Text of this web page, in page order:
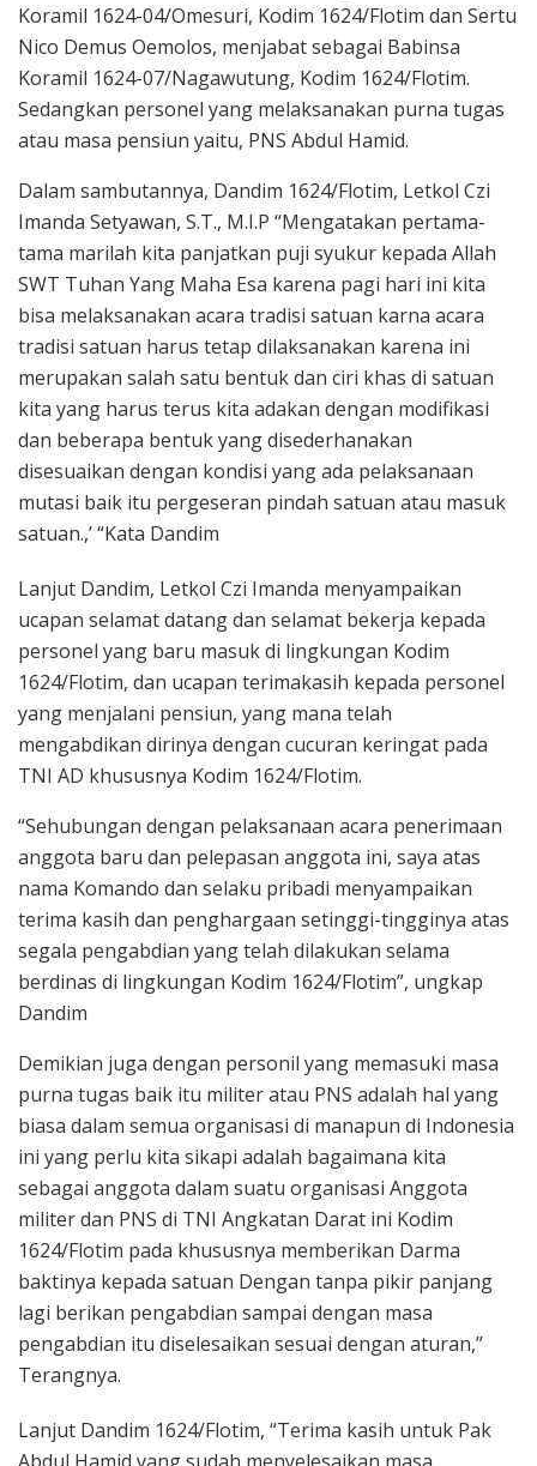
Koramil 1624-04/Omesuri, Kodim 1624/Flotim dan Sertu
Nico Demus Oemolos, menjabat sebagai Babinsa
Koramil 1624-07/Nagawutung, Kodim 1624/Flotim.
Sedangkan personel yang melaksanakan purna tugas
atau masa pensiun yaitu, PNS Abdul Hamid.
Dalam sambutannya, Dandim 1624/Flotim, Letkol Czi
Imanda Setyawan, S.T., M.I.P “Mengatakan pertama-
tama marilah kita panjatkan puji syukur kepada Allah
SWT Tuhan Yang Maha Esa karena pagi hari ini kita
bisa melaksanakan acara tradisi satuan karna acara
tradisi satuan harus tetap dilaksanakan karena ini
merupakan salah satu bentuk dan ciri khas di satuan
kita yang harus terus kita adakan dengan modifikasi
dan beberapa bentuk yang disederhanakan
disesuaikan dengan kondisi yang ada pelaksanaan
mutasi baik itu pergeseran pindah satuan atau masuk
satuan.,’ “Kata Dandim
Lanjut Dandim, Letkol Czi Imanda menyampaikan
ucapan selamat datang dan selamat bekerja kepada
personel yang baru masuk di lingkungan Kodim
1624/Flotim, dan ucapan terimakasih kepada personel
yang menjalani pensiun, yang mana telah
mengabdikan dirinya dengan cucuran keringat pada
TNI AD khususnya Kodim 1624/Flotim.
“Sehubungan dengan pelaksanaan acara penerimaan
anggota baru dan pelepasan anggota ini, saya atas
nama Komando dan selaku pribadi menyampaikan
terima kasih dan penghargaan setinggi-tingginya atas
segala pengabdian yang telah dilakukan selama
berdinas di lingkungan Kodim 1624/Flotim”, ungkap
Dandim
Demikian juga dengan personil yang memasuki masa
purna tugas baik itu militer atau PNS adalah hal yang
biasa dalam semua organisasi di manapun di Indonesia
ini yang perlu kita sikapi adalah bagaimana kita
sebagai anggota dalam suatu organisasi Anggota
militer dan PNS di TNI Angkatan Darat ini Kodim
1624/Flotim pada khususnya memberikan Darma
baktinya kepada satuan Dengan tanpa pikir panjang
lagi berikan pengabdian sampai dengan masa
pengabdian itu diselesaikan sesuai dengan aturan,”
Terangnya.
Lanjut Dandim 1624/Flotim, “Terima kasih untuk Pak
Abdul Hamid yang sudah menyelesaikan masa